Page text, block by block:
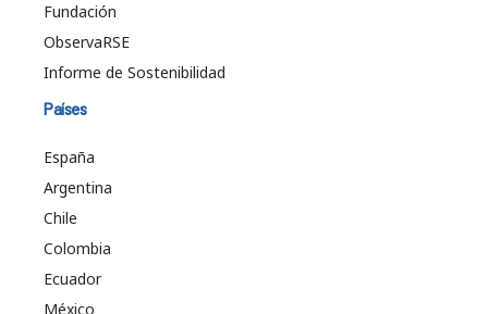
Fundación
ObservaRSE
Informe de Sostenibilidad
Países
España
Argentina
Chile
Colombia
Ecuador
México